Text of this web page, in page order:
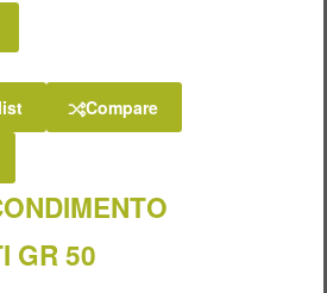
Compare
GR 50